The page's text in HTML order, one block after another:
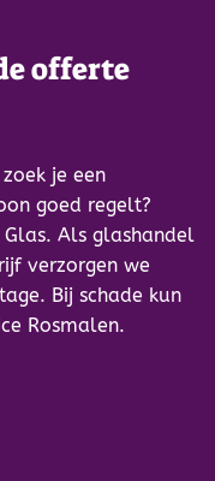
offerte
je een
goed regelt?
Als glashandel
verzorgen we
Bij schade kun
Rosmalen.